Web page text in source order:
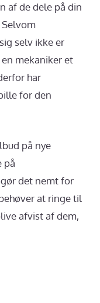
af de dele på din
selv ikke er
mekaniker et
har
for den
på nye
på
det nemt for
at ringe til
afvist af dem,